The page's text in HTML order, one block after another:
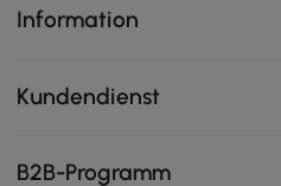
Information
Kundendienst
B2B-Programm